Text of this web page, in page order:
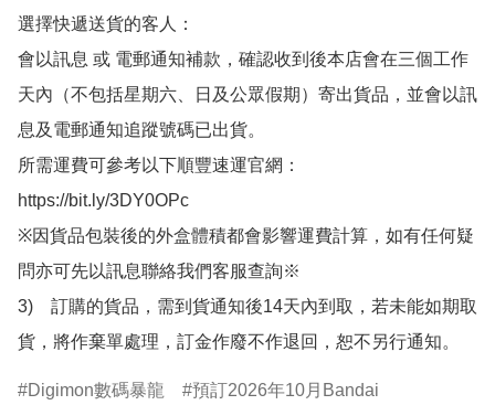
選擇快遞送貨的客人：
會以訊息 或 電郵通知補款，確認收到後本店會在三個工作
天內（不包括星期六、日及公眾假期）寄出貨品，並會以訊
息及電郵通知追蹤號碼已出貨。
所需運費可參考以下順豐速運官網：
https://bit.ly/3DY0OPc
※因貨品包裝後的外盒體積都會影響運費計算，如有任何疑
問亦可先以訊息聯絡我們客服查詢※
3)　訂購的貨品，需到貨通知後14天內到取，若未能如期取
貨，將作棄單處理，訂金作廢不作退回，恕不另行通知。
Digimon數碼暴龍 預訂2026年10月Bandai